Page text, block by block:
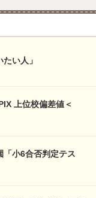
い人」
上位校偏差値＜
「小6合否判定テス